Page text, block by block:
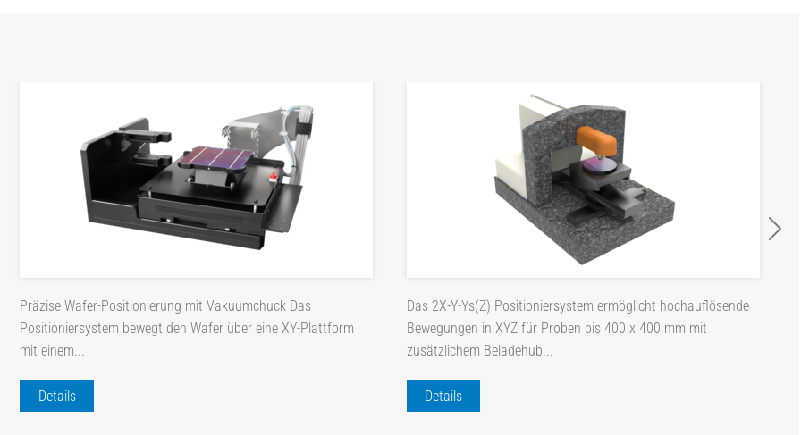
Präzise Wafer-Positionierung mit Vakuumchuck Das
Positioniersystem bewegt den Wafer über eine XY-Plattform
mit einem...
Details
Das 2X-Y-Ys(Z) Positioniersystem ermöglicht hochauflösende
Bewegungen in XYZ für Proben bis 400 x 400 mm mit
zusätzlichem Beladehub...
Details